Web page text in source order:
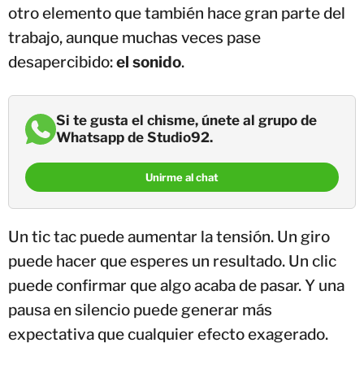
otro elemento que también hace gran parte del
trabajo, aunque muchas veces pase
desapercibido:el sonido.
Si te gusta el chisme, únete al grupo de
Whatsapp de Studio92.
Unirme al chat
Un tic tac puede aumentar la tensión. Un giro
puede hacer que esperes un resultado. Un clic
puede confirmar que algo acaba de pasar. Y una
pausa en silencio puede generar más
expectativa que cualquier efecto exagerado.